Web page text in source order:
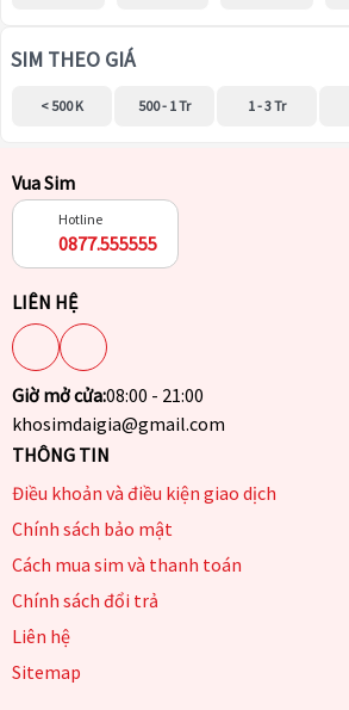
SIM THEO GIÁ
< 500 K 500 - 1 Tr 1 - 3 Tr
Vua Sim
Hotline
0877.555555
LIÊN HỆ
Giờ mở cửa:08:00 - 21:00
khosimdaigia@gmail.com
THÔNG TIN
Điều khoản và điều kiện giao dịch
Chính sách bảo mật
Cách mua sim và thanh toán
Chính sách đổi trả
Liên hệ
Sitemap